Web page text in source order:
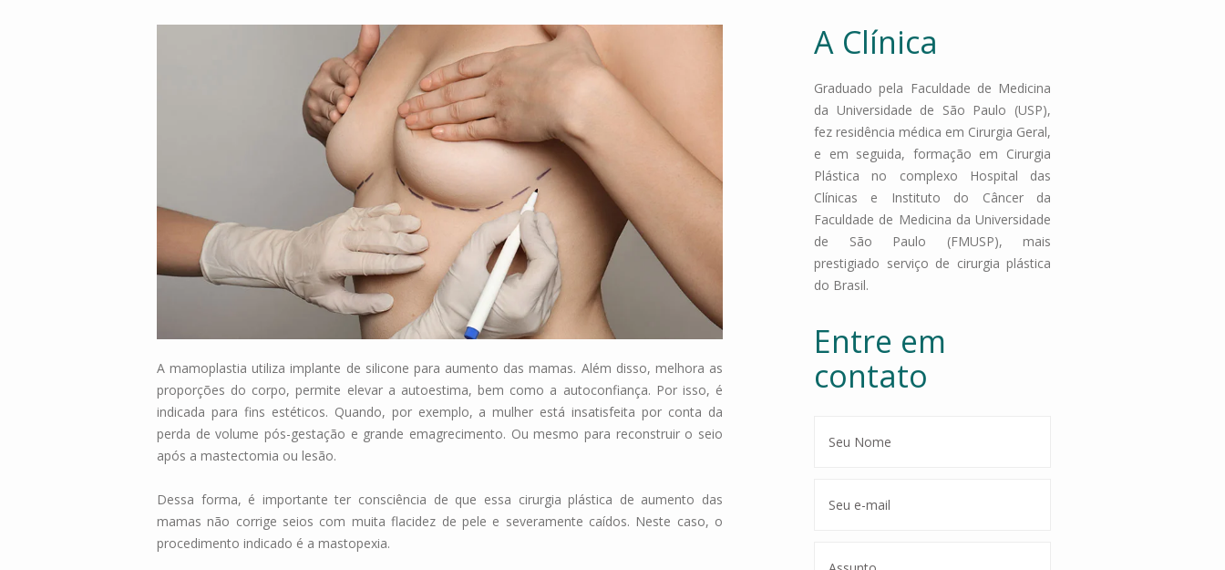
A mamoplastia utiliza implante de silicone para aumento das mamas. Além disso, melhora as
proporções do corpo, permite elevar a autoestima, bem como a autoconfiança. Por isso, é
indicada para fins estéticos. Quando, por exemplo, a mulher está insatisfeita por conta da
perda de volume pós-gestação e grande emagrecimento. Ou mesmo para reconstruir o seio
após a mastectomia ou lesão.
Dessa forma, é importante ter consciência de que essa cirurgia plástica de aumento das
mamas não corrige seios com muita flacidez de pele e severamente caídos. Neste caso, o
procedimento indicado é a mastopexia.
A Clínica
Graduado pela Faculdade de Medicina
da Universidade de São Paulo (USP),
fez residência médica em Cirurgia Geral,
e em seguida, formação em Cirurgia
Plástica no complexo Hospital das
Clínicas e Instituto do Câncer da
Faculdade de Medicina da Universidade
de São Paulo (FMUSP), mais
prestigiado serviço de cirurgia plástica
do Brasil.
Entre em
contato